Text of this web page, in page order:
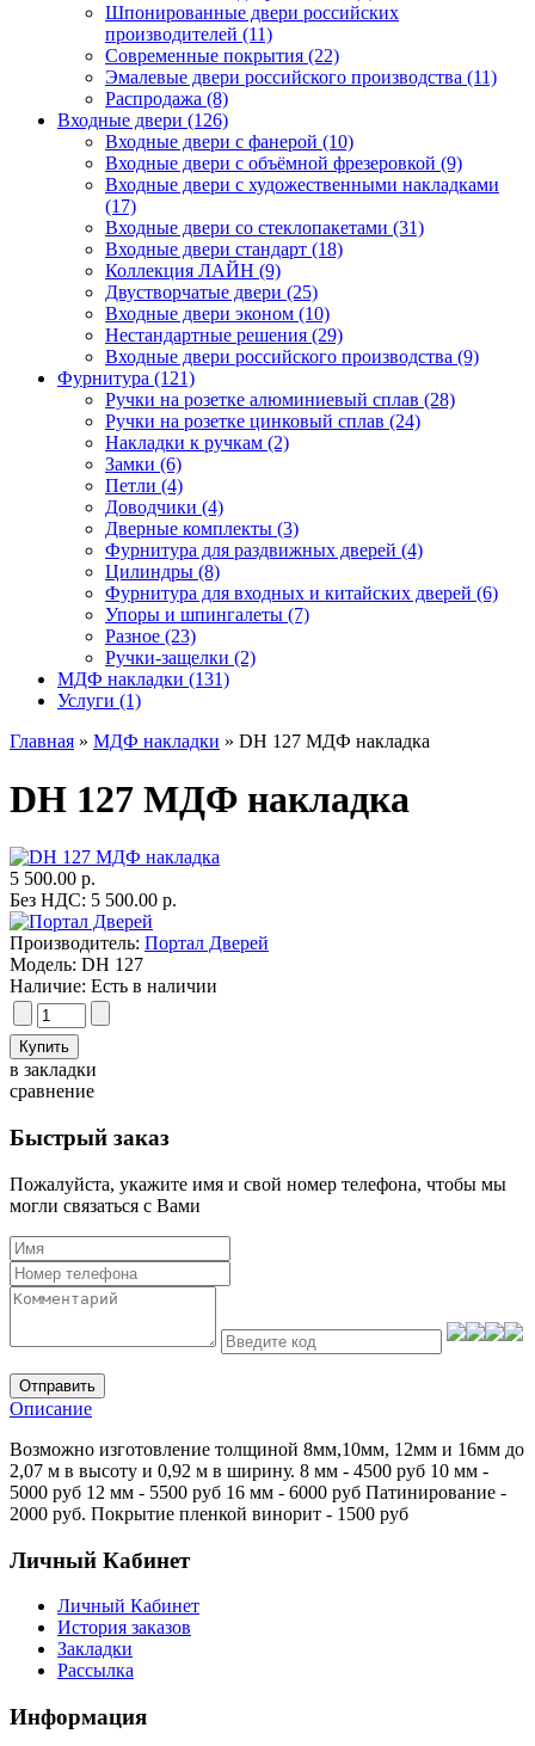
Шпонированные двери российских
производителей (11)
Современные покрытия (22)
Эмалевые двери российского производства (11)
Распродажа (8)
Входные двери (126)
Входные двери с фанерой (10)
Входные двери с объёмной фрезеровкой (9)
Входные двери с художественными накладками
(17)
Входные двери со стеклопакетами (31)
Входные двери стандарт (18)
Коллекция ЛАЙН (9)
Двустворчатые двери (25)
Входные двери эконом (10)
Нестандартные решения (29)
Входные двери российского производства (9)
Фурнитура (121)
Ручки на розетке алюминиевый сплав (28)
Ручки на розетке цинковый сплав (24)
Накладки к ручкам (2)
Замки (6)
Петли (4)
Доводчики (4)
Дверные комплекты (3)
Фурнитура для раздвижных дверей (4)
Цилиндры (8)
Фурнитура для входных и китайских дверей (6)
Упоры и шпингалеты (7)
Разное (23)
Ручки-защелки (2)
МДФ накладки (131)
Услуги (1)
Главная » МДФ накладки » DH 127 МДФ накладка
DH 127 МДФ накладка
5 500.00 р.
Без НДС: 5 500.00 р.
Производитель: Портал Дверей
Модель: DH 127
Наличие: Есть в наличии
в закладки
сравнение
Быстрый заказ
Пожалуйста, укажите имя и свой номер телефона, чтобы мы
могли связаться с Вами
Отправить
Описание
Возможно изготовление толщиной 8мм,10мм, 12мм и 16мм до
2,07 м в высоту и 0,92 м в ширину. 8 мм - 4500 руб 10 мм -
5000 руб 12 мм - 5500 руб 16 мм - 6000 руб Патинирование -
2000 руб. Покрытие пленкой винорит - 1500 руб
Личный Кабинет
Личный Кабинет
История заказов
Закладки
Рассылка
Информация